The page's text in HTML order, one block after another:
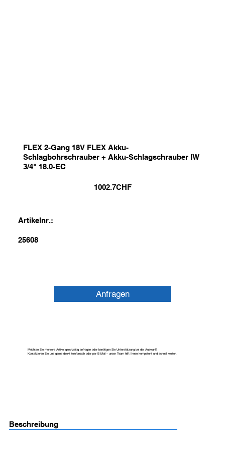
FLEX 2-Gang 18V FLEX Akku-
Schlagbohrschrauber + Akku-Schlagschrauber IW
3/4" 18.0-EC
1002.7CHF
Artikelnr.:
25608
Anfragen
Möchten Sie mehrere Artikel gleichzeitig anfragen oder benötigen Sie Unterstützung bei der Auswahl?
Kontaktieren Sie uns gerne direkt telefonisch oder per E-Mail – unser Team hilft Ihnen kompetent und schnell weiter.
Beschreibung